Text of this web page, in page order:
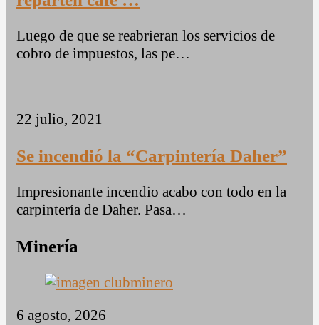
Luego de que se reabrieran los servicios de
cobro de impuestos, las pe…
22 julio, 2021
Se incendió la “Carpintería Daher”
Impresionante incendio acabo con todo en la
carpintería de Daher. Pasa…
Minería
6 agosto, 2026